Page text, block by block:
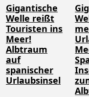
Gigantische
Welle reißt
Touristen ins
Meer!
Albtraum
auf
spanischer
Urlaubsinsel